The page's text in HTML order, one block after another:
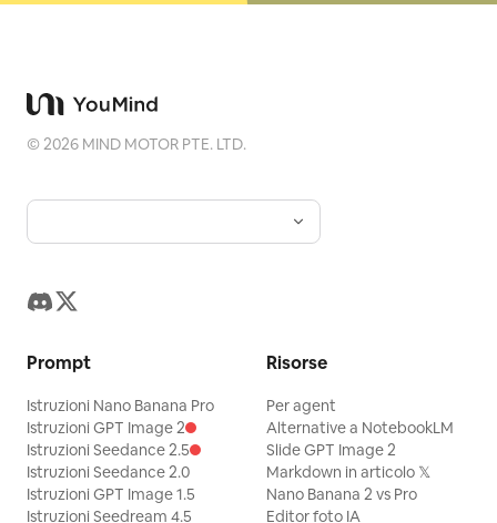
©2026 MIND MOTOR PTE. LTD.
Prompt
Istruzioni Nano Banana Pro
Istruzioni GPT Image 2
Istruzioni Seedance 2.5
Istruzioni Seedance 2.0
Istruzioni GPT Image 1.5
Istruzioni Seedream 4.5
Risorse
Per agent
Alternative a NotebookLM
Slide GPT Image 2
Markdown in articolo 𝕏
Nano Banana 2 vs Pro
Editor foto IA